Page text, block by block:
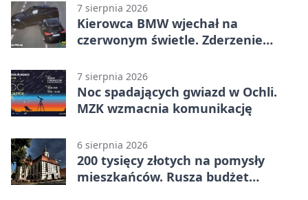
7 sierpnia 2026
Kierowca BMW wjechał na
czerwonym świetle. Zderzenie
7 sierpnia 2026
Noc spadających gwiazd w Ochli.
MZK wzmacnia komunikację
6 sierpnia 2026
200 tysięcy złotych na pomysły
mieszkańców. Rusza budżet